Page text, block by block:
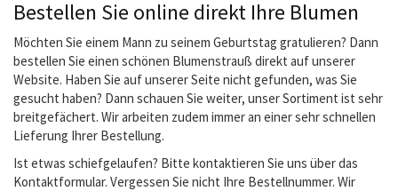
Bestellen Sie online direkt Ihre Blumen
Möchten Sie einem Mann zu seinem Geburtstag gratulieren? Dann
bestellen Sie einen schönen Blumenstrauß direkt auf unserer
Website. Haben Sie auf unserer Seite nicht gefunden, was Sie
gesucht haben? Dann schauen Sie weiter, unser Sortiment ist sehr
breitgefächert. Wir arbeiten zudem immer an einer sehr schnellen
Lieferung Ihrer Bestellung.
Ist etwas schiefgelaufen? Bitte kontaktieren Sie uns über das
Kontaktformular. Vergessen Sie nicht Ihre Bestellnummer. Wir